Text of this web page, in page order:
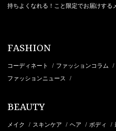
持ちよくなれる！こと限定でお届けする
FASHION
コーディネート / ファッションコラム /
ファッションニュース /
BEAUTY
メイク / スキンケア / ヘア / ボディ /